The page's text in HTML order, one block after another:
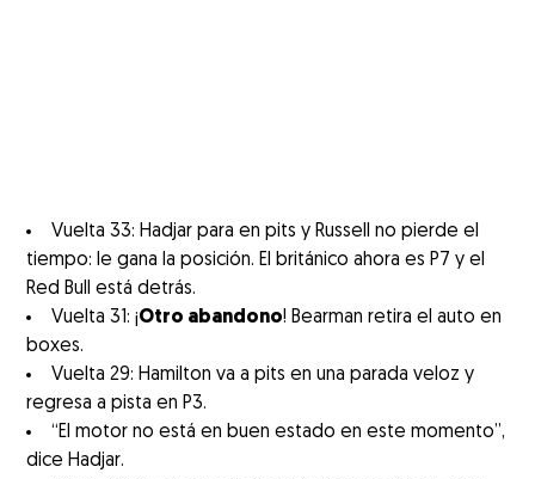
Vuelta 33: Hadjar para en pits y Russell no pierde el
tiempo: le gana la posición. El británico ahora es P7 y el
Red Bull está detrás.
Vuelta 31: ¡Otro abandono! Bearman retira el auto en
boxes.
Vuelta 29: Hamilton va a pits en una parada veloz y
regresa a pista en P3.
“El motor no está en buen estado en este momento”,
dice Hadjar.